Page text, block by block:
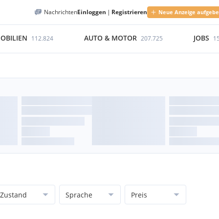
NachrichtenEinloggen | Registrieren Neue Anzeige
112.824 AUTO & MOTOR 207.725 JOBS
Zustand Sprache Preis